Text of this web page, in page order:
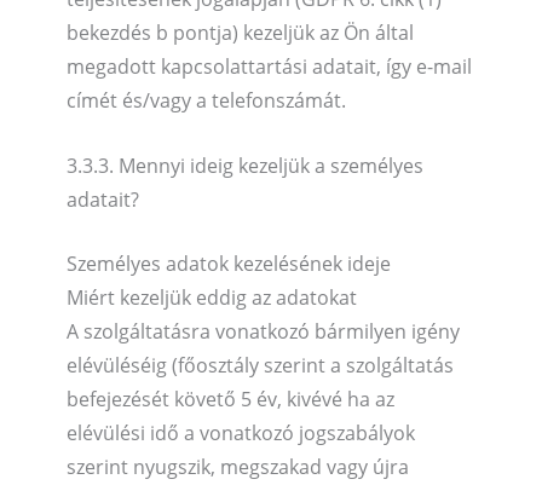
bekezdés b pontja) kezeljük az Ön által
megadott kapcsolattartási adatait, így e-mail
címét és/vagy a telefonszámát.
3.3.3. Mennyi ideig kezeljük a személyes
adatait?
Személyes adatok kezelésének ideje
Miért kezeljük eddig az adatokat
A szolgáltatásra vonatkozó bármilyen igény
elévüléséig (főosztály szerint a szolgáltatás
befejezését követő 5 év, kivévé ha az
elévülési idő a vonatkozó jogszabályok
szerint nyugszik, megszakad vagy újra